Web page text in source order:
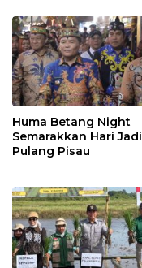
Huma Betang Night
Semarakkan Hari Jadi
Pulang Pisau